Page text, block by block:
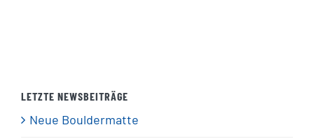
LETZTE NEWSBEITRÄGE
Neue Bouldermatte